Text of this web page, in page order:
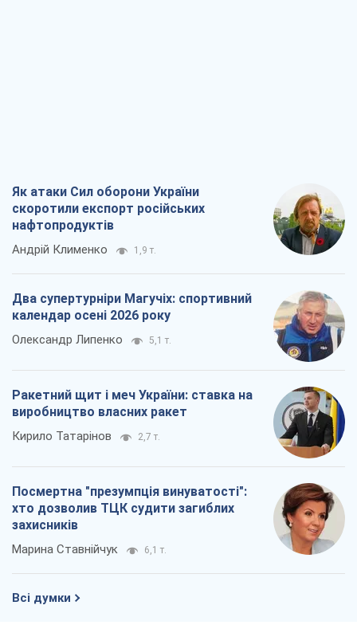
Як атаки Сил оборони України
скоротили експорт російських
нафтопродуктів
Андрій Клименко 1,9 т.
Два супертурніри Магучіх: спортивний
календар осені 2026 року
Олександр Липенко 5,1 т.
Ракетний щит і меч України: ставка на
виробництво власних ракет
Кирило Татарінов 2,7 т.
Посмертна "презумпція винуватості":
хто дозволив ТЦК судити загиблих
захисників
Марина Ставнійчук 6,1 т.
Всі думки